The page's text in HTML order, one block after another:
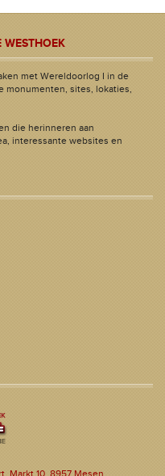
WESTHOEK
met Wereldoorlog I in de
monumenten, sites, lokaties,
die herinneren aan
interessante websites en